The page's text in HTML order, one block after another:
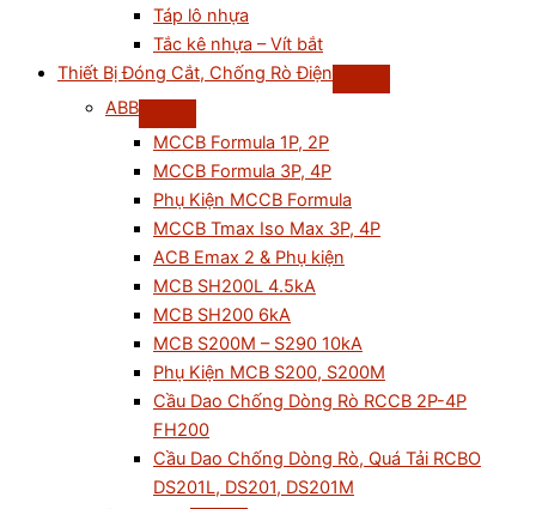
Táp lô nhựa
Tắc kê nhựa – Vít bắt
Thiết Bị Đóng Cắt, Chống Rò Điện
ABB
MCCB Formula 1P, 2P
MCCB Formula 3P, 4P
Phụ Kiện MCCB Formula
MCCB Tmax Iso Max 3P, 4P
ACB Emax 2 & Phụ kiện
MCB SH200L 4.5kA
MCB SH200 6kA
MCB S200M – S290 10kA
Phụ Kiện MCB S200, S200M
Cầu Dao Chống Dòng Rò RCCB 2P-4P
FH200
Cầu Dao Chống Dòng Rò, Quá Tải RCBO
DS201L, DS201, DS201M